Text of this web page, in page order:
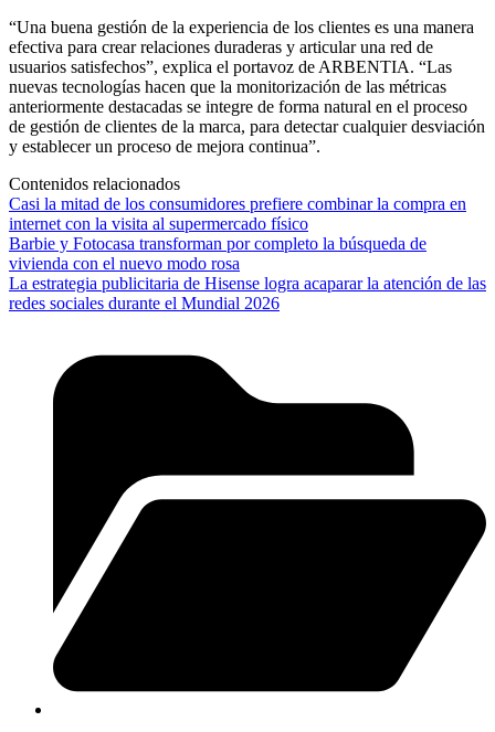
“Una buena gestión de la experiencia de los clientes es una manera
efectiva para crear relaciones duraderas y articular una red de
usuarios satisfechos”, explica el portavoz de ARBENTIA. “Las
nuevas tecnologías hacen que la monitorización de las métricas
anteriormente destacadas se integre de forma natural en el proceso
de gestión de clientes de la marca, para detectar cualquier desviación
y establecer un proceso de mejora continua”.
Contenidos relacionados
Casi la mitad de los consumidores prefiere combinar la compra en
internet con la visita al supermercado físico
Barbie y Fotocasa transforman por completo la búsqueda de
vivienda con el nuevo modo rosa
La estrategia publicitaria de Hisense logra acaparar la atención de las
redes sociales durante el Mundial 2026